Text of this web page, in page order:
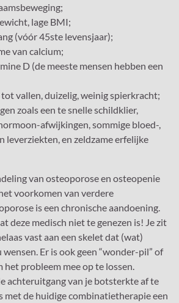
lage BMI;
(vóór 45ste levensjaar);
van calcium;
D (de meeste mensen hebben een
vallen, duizelig, weinig spierkracht;
zoals een te snelle schildklier,
afwijkingen, sommige bloed-,
leverziekten, en zeldzame erfelijke
van osteoporose en osteopenie
voorkomen van verdere
is een chronische aandoening.
deze medisch niet te genezen is! Je zit
vast aan een skelet dat (wat)
Er is ook geen “wonder-pil” of
probleem mee op te lossen.
achteruitgang van je botsterkte af te
met de huidige combinatietherapie een